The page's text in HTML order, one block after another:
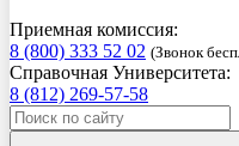
Приемная комиссия:
8 (800) 333 52 02 (Звонок
Справочная Университета:
8 (812) 269-57-58